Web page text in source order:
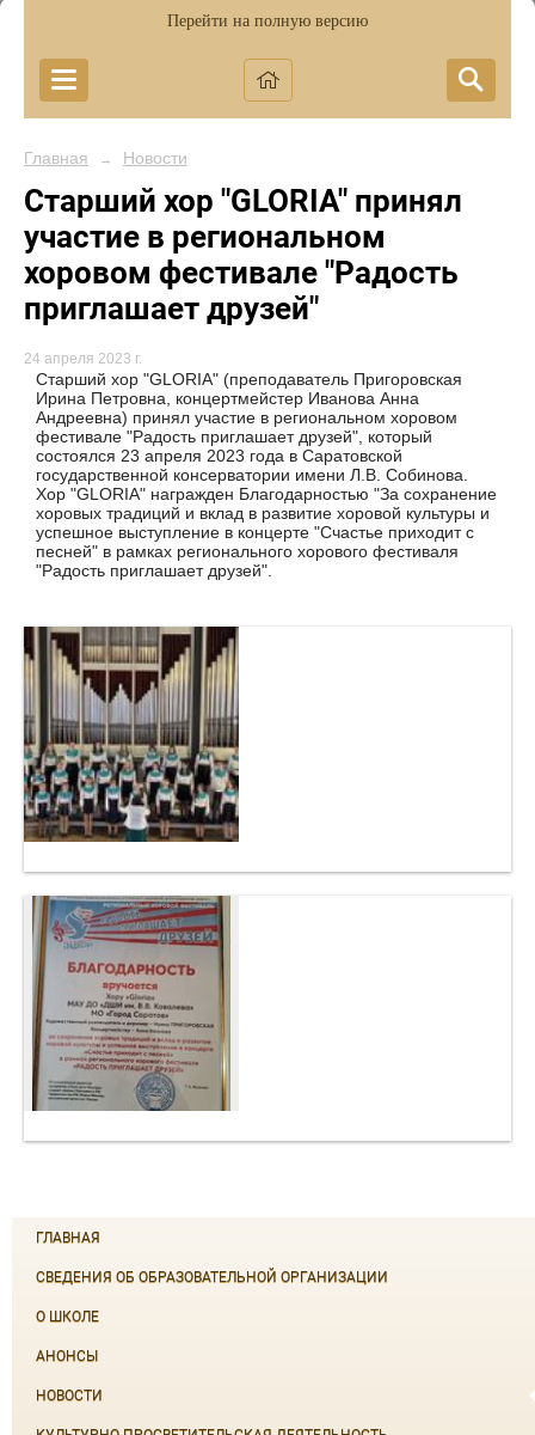
Перейти на полную версию
Главная → Новости
Старший хор "GLORIA" принял
участие в региональном
хоровом фестивале "Радость
приглашает друзей"
24 апреля 2023 г.
Старший хор "GLORIA" (преподаватель Пригоровская
Ирина Петровна, концертмейстер Иванова Анна
Андреевна) принял участие в региональном хоровом
фестивале "Радость приглашает друзей", который
состоялся 23 апреля 2023 года в Саратовской
государственной консерватории имени Л.В. Собинова.
Хор "GLORIA" награжден Благодарностью "За сохранение
хоровых традиций и вклад в развитие хоровой культуры и
успешное выступление в концерте "Счастье приходит с
песней" в рамках регионального хорового фестиваля
"Радость приглашает друзей".
ГЛАВНАЯ
СВЕДЕНИЯ ОБ ОБРАЗОВАТЕЛЬНОЙ ОРГАНИЗАЦИИ
О ШКОЛЕ
АНОНСЫ
НОВОСТИ